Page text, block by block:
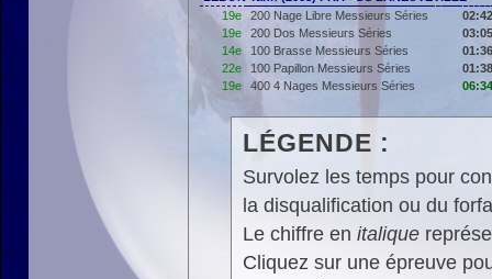
19e
200 Nage Libre Messieurs Séries
19e
200 Dos Messieurs Séries
14e
100 Brasse Messieurs Séries
22e
100 Papillon Messieurs Séries
19e
400 4 Nages Messieurs Séries
LÉGENDE :
Survolez les temps pour
la disqualification ou du
Le chiffre en italique
Cliquez sur une épreuve